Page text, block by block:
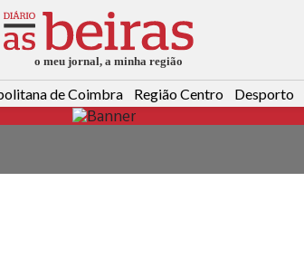
de Coimbra Região Centro Desporto